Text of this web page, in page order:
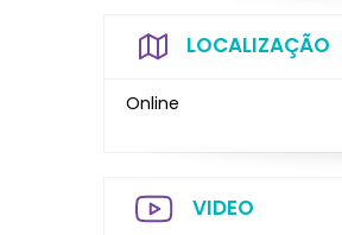
LOCALIZAÇÃO
Online
VIDEO